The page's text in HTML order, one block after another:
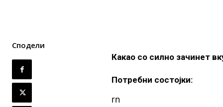
Сподели
Какао со силно зачинет
Потребни состојки:
rn